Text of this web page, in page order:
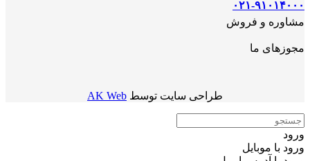
۰۲۱-۹۱۰۱۴۰۰۰
مشاوره و فروش
مجوزهای ما
طراحی سایت توسط AK Web
ورود
ورود با موبایل